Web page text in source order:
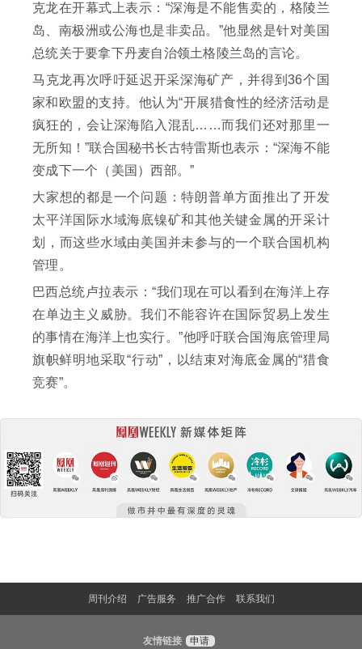
克龙在开幕式上表示：“深海是不能售卖的，格陵兰
岛、南极洲或公海也是非卖品。”他显然是针对美国
总统关于要拿下丹麦自治领土格陵兰岛的言论。
马克龙再次呼吁延迟开采深海矿产，并得到36个国
家和欧盟的支持。他认为“开展猎食性的经济活动是
疯狂的，会让深海陷入混乱……而我们还对那里一
无所知！”联合国秘书长古特雷斯也表示：“深海不能
变成下一个（美国）西部。”
大家想的都是一个问题：特朗普单方面推出了开发
太平洋国际水域海底镍矿和其他关键金属的开采计
划，而这些水域由美国并未参与的一个联合国机构
管理。
巴西总统卢拉表示：“我们现在可以看到在海洋上存
在单边主义威胁。我们不能容许在国际贸易上发生
的事情在海洋上也实行。”他呼吁联合国海底管理局
旗帜鲜明地采取“行动”，以结束对海底金属的“猎食
竞赛”。
周刊介绍 广告服务 推广合作 联系我们
友情链接 申请